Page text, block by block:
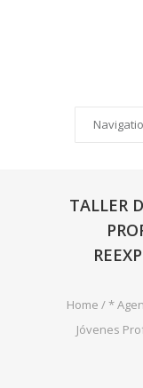
TALLER
Home /*
Jóvenes